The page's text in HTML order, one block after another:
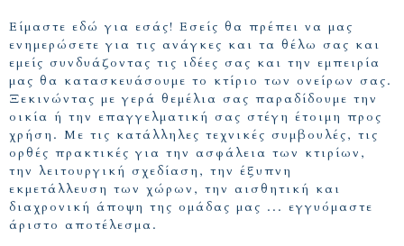
Είμαστε εδώ για εσάς! Εσείς θα πρέπει να μας
ενημερώσετε για τις ανάγκες και τα θέλω σας και
εμείς συνδυάζοντας τις ιδέες σας και την εμπειρία
μας θα κατασκευάσουμε το κτίριο των ονείρων σας.
Ξεκινώντας με γερά θεμέλια σας παραδίδουμε την
οικία ή την επαγγελματική σας στέγη έτοιμη προς
χρήση. Με τις κατάλληλες τεχνικές συμβουλές, τις
ορθές πρακτικές για την ασφάλεια των κτιρίων,
την λειτουργική σχεδίαση, την έξυπνη
εκμετάλλευση των χώρων, την αισθητική και
διαχρονική άποψη της ομάδας μας ... εγγυόμαστε
άριστο αποτέλεσμα.